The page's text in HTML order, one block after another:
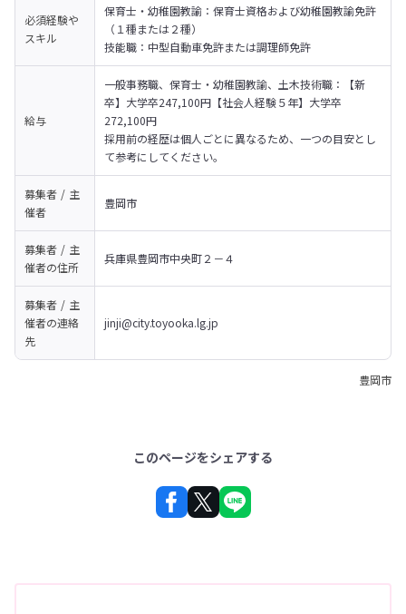
必須経験や
スキル
保育士・幼稚園教諭：保育士資格および幼稚園教諭免許
（１種または２種）
技能職：中型自動車免許または調理師免許
給与
一般事務職、保育士・幼稚園教諭、土木技術職：【新
卒】大学卒247,100円【社会人経験５年】大学卒
272,100円
採用前の経歴は個人ごとに異なるため、一つの目安とし
て参考にしてください。
募集者 / 主
催者
豊岡市
募集者 / 主
催者の住所
兵庫県豊岡市中央町２－４
募集者 / 主
催者の連絡
先
jinji@city.toyooka.lg.jp
豊岡市
このページをシェアする